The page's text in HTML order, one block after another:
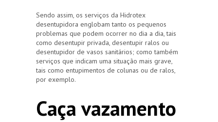
Sendo assim, os serviços da Hidrotex
desentupidora englobam tanto os pequenos
problemas que podem ocorrer no dia a dia, tais
como desentupir privada, desentupir ralos ou
desentupidor de vasos sanitários; como também
serviços que indicam uma situação mais grave,
tais como entupimentos de colunas ou de ralos,
por exemplo.
Caça vazamento